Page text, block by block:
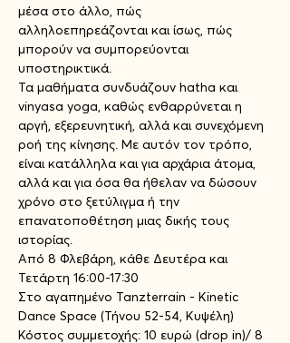
μέσα στο άλλο, πώς
αλληλοεπηρεάζονται και ίσως, πώς
μπορούν να συμπορεύονται
υποστηρικτικά.
Τα μαθήματα συνδυάζουν hatha και
vinyasa yoga, καθώς ενθαρρύνεται η
αργή, εξερευνητική, αλλά και συνεχόμενη
ροή της κίνησης. Με αυτόν τον τρόπο,
είναι κατάλληλα και για αρχάρια άτομα,
αλλά και για όσα θα ήθελαν να δώσουν
χρόνο στο ξετύλιγμα ή την
επανατοποθέτηση μιας δικής τους
ιστορίας.
Από 8 Φλεβάρη, κάθε Δευτέρα και
Τετάρτη 16:00-17:30
Στο αγαπημένο Tanzterrain - Kinetic
Dance Space (Τήνου 52-54, Κυψέλη)
Κόστος συμμετοχής: 10 ευρώ (drop in)/ 8